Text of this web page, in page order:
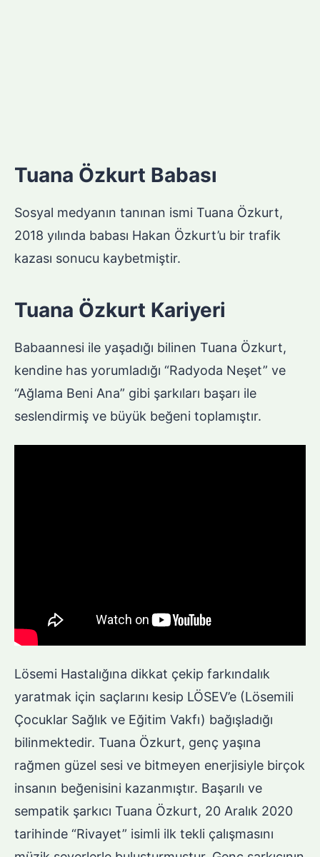
Tuana Özkurt Babası
Sosyal medyanın tanınan ismi Tuana Özkurt,
2018 yılında babası Hakan Özkurt’u bir trafik
kazası sonucu kaybetmiştir.
Tuana Özkurt Kariyeri
Babaannesi ile yaşadığı bilinen Tuana Özkurt,
kendine has yorumladığı “Radyoda Neşet” ve
“Ağlama Beni Ana” gibi şarkıları başarı ile
seslendirmiş ve büyük beğeni toplamıştır.
Lösemi Hastalığına dikkat çekip farkındalık
yaratmak için saçlarını kesip LÖSEV’e (Lösemili
Çocuklar Sağlık ve Eğitim Vakfı) bağışladığı
bilinmektedir. Tuana Özkurt, genç yaşına
rağmen güzel sesi ve bitmeyen enerjisiyle birçok
insanın beğenisini kazanmıştır. Başarılı ve
sempatik şarkıcı Tuana Özkurt, 20 Aralık 2020
tarihinde “Rivayet” isimli ilk tekli çalışmasını